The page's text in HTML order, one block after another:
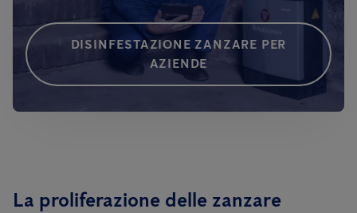
DISINFESTAZIONE ZANZARE PER
AZIENDE
La proliferazione delle zanzare